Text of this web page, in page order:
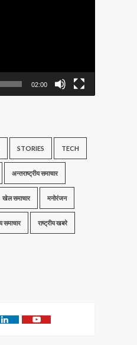
02:00
STORIES TECH
अन्तराष्ट्रीय समाचार
खेल समाचार मनोरंजन
समाचार राष्ट्रीय खबरे
LinkedinYoutube